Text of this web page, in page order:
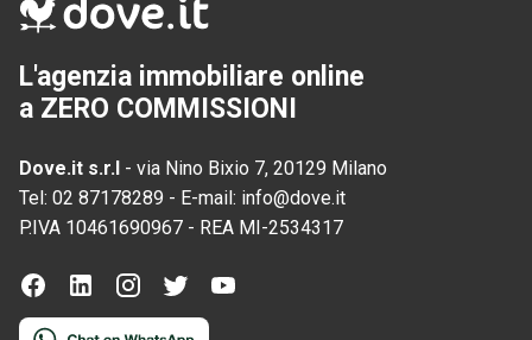
L'agenzia immobiliare online
a ZERO COMMISSIONI
Dove.it s.r.l - via Nino Bixio 7, 20129 Milano
Tel: 02 87178289 - E-mail: info@dove.it
P.IVA 10461690967 - REA MI-2534317